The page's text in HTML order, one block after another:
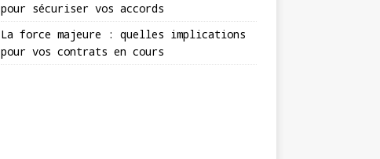
pour sécuriser vos accords
La force majeure : quelles implications
pour vos contrats en cours